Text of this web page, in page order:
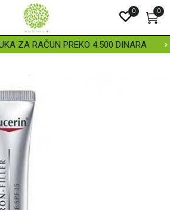
ZA RAČUN PREKO 4.500 DINARA
0
0